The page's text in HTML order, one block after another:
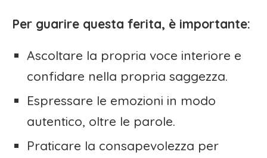
Per guarire questa ferita, è importante:
Ascoltare la propria voce interiore e
confidare nella propria saggezza.
Espressare le emozioni in modo
autentico, oltre le parole.
Praticare la consapevolezza per